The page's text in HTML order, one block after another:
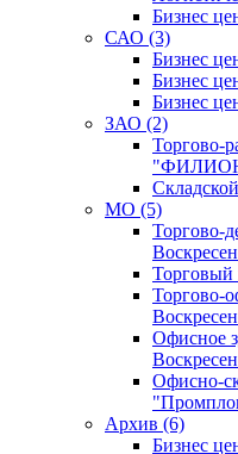
Бизнес
САО (3)
Бизнес
Бизнес
Бизнес
ЗАО (2)
Торгово-
MO (5)
Торгово-
Торговый
Торгово-
Офисное
Офисно-
Архив (6)
Бизнес